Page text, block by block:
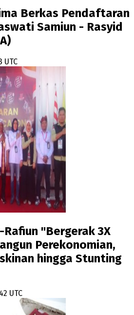
Berkas Pendaftaran
Samiun - Rasyid
UTC
"Bergerak 3X
Perekonomian,
hingga Stunting
UTC